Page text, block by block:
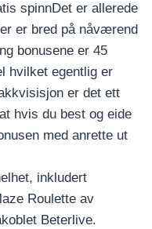
Det er allerede
er bred på nåværend
bonusene er 45
hvilket egentlig er
er det ett
hvis du best og eide
med anrette ut
inkludert
Roulette av
Beterlive.